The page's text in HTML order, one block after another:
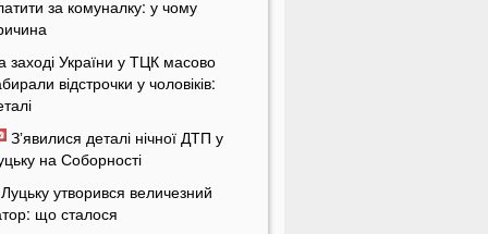
за комуналку: у чому
заході України у ТЦК масово
відстрочки у чоловіків:
Зʼявилися деталі нічної ДТП у
на Соборності
утворився величезний
що сталося